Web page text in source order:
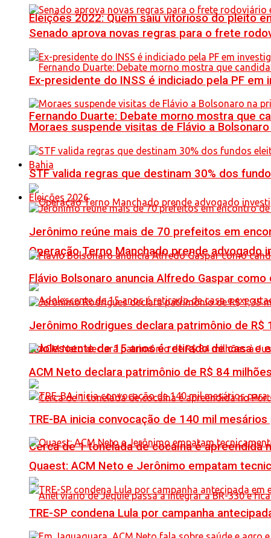
Eleições 2022: Quem saiu vitorioso do pleito
Fernando Duarte: Debate morno mostra que
Bahia
Operação Terno Manchado prende
Adolescente de 15 anos é retirado de casa e
Cerca de 1 tonelada de cocaína é
Senado aprova novas regras para o frete
Ex-presidente do INSS é indiciado pela PF
Moraes suspende visitas de Flávio a
STF valida regras que destinam 30% dos
Eleições 2026
Jerônimo reúne mais de 70 prefeitos em
Flávio Bolsonaro anuncia Alfredo Gaspar
Jerônimo Rodrigues declara patrimônio de
ACM Neto declara patrimônio de R$ 84
TRE-BA inicia convocação de 140 mil
Quaest: ACM Neto e Jerônimo empatam
TRE-SP condena Lula por campanha